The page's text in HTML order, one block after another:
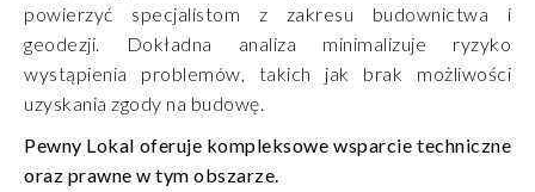
powierzyć specjalistom z zakresu budownictwa i
geodezji. Dokładna analiza minimalizuje ryzyko
wystąpienia problemów, takich jak brak możliwości
uzyskania zgody na budowę.
Pewny Lokal oferuje kompleksowe wsparcie techniczne
oraz prawne w tym obszarze.